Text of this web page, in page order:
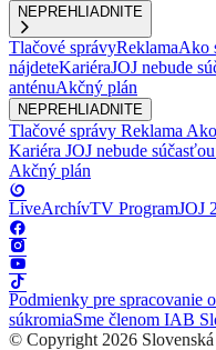
NEPREHLIADNITE
Tlačové správyReklamaAko
nájdeteKariéraJOJ nebude
anténuAkčný plán
NEPREHLIADNITE
Tlačové správy Reklama
Kariéra JOJ nebude
Akčný plán
LiveArchívTV ProgramJOJ
Podmienky pre spracovanie
súkromiaSme členom IAB
© Copyright 2026 Slovenská